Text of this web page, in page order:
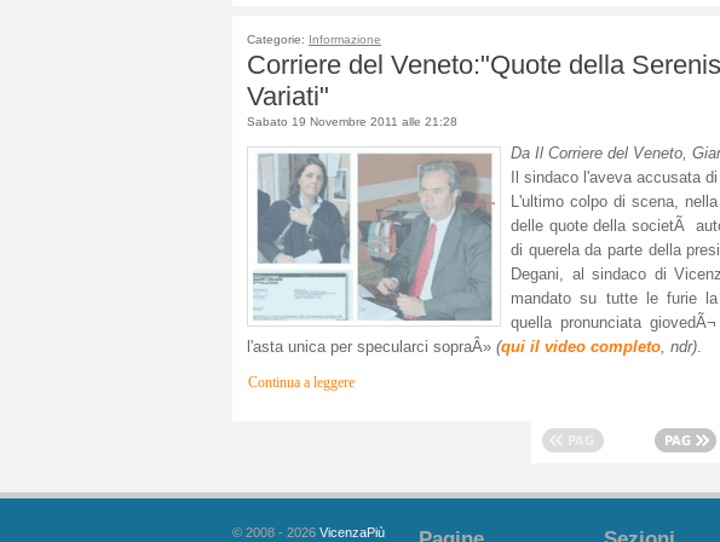
Categorie: Informazione
Corriere del Veneto:"Quote della
Variati"
Sabato 19 Novembre 2011 alle 21:28
Da Il Corriere del Veneto,
Il sindaco l'aveva accusata
L'ultimo colpo di scena,
delle quote della societÃ
di querela da parte della
Degani, al sindaco di
mandato su tutte le furie
quella pronunciata
l'asta unica per specularci sopraÂ» (qui il video completo, ndr).
Continua a leggere
© 2008 - 2026 VicenzaPiù